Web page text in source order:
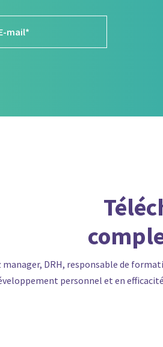
manager, DRH, responsable de
personnel et en